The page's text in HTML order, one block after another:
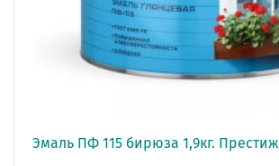
Эмаль ПФ 115 бирюза 1,9кг. Престиж